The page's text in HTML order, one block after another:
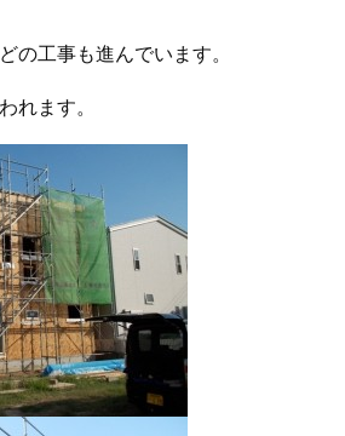
の工事も進んでいます。
れます。